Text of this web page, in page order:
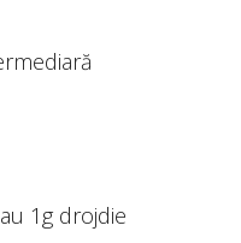
1g drojdie